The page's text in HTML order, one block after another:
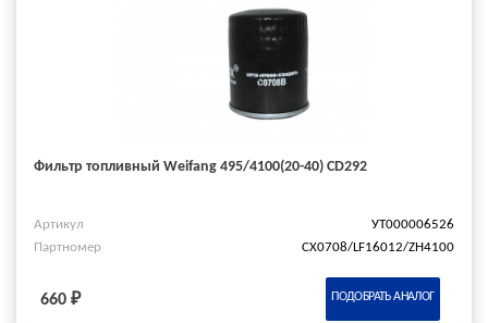
Фильтр топливный Weifang 495/4100(20-40) CD292
Артикул
УТ000006526
Партномер
CX0708/LF16012/ZH4100
660 ₽ ПОДОБРАТЬ АНАЛОГ